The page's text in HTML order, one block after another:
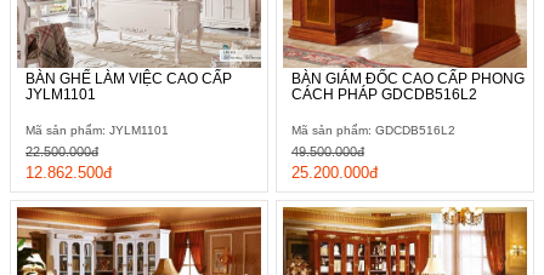
BÀN GHẾ LÀM VIỆC CAO CẤP
JYLM1101
Mã sản phẩm: JYLM1101
12.862.500đ
22.500.000đ
BÀN GIÁM ĐỐC CAO CẤP PHONG
CÁCH PHÁP GDCDB516L2
Mã sản phẩm: GDCDB516L2
25.200.000đ
49.500.000đ